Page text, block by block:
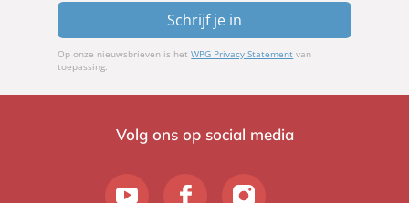
Schrijf je in
Op onze nieuwsbrieven is hetWPG Privacy Statement van
toepassing.
Volg ons op social media